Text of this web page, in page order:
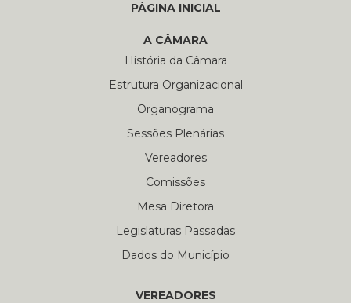
PÁGINA INICIAL
A CÂMARA
História da Câmara
Estrutura Organizacional
Organograma
Sessões Plenárias
Vereadores
Comissões
Mesa Diretora
Legislaturas Passadas
Dados do Município
VEREADORES